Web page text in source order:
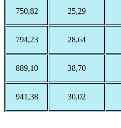
750,82 25,29
794,23 28,64
889,10 38,70
941,38 30,02